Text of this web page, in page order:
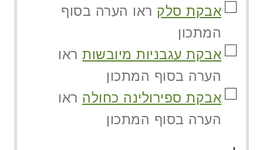
▢ אבקת סלק ראו הערה בסוף
המתכון
▢ אבקת עגבניות מיובשות ראו
הערה בסוף המתכון
▢ אבקת ספירולינה כחולה ראו
הערה בסוף המתכון